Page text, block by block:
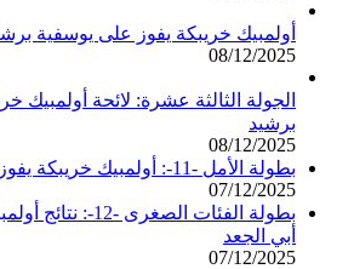
أولمبيك خريبكة يفوز على يوسفية
08/12/2025
الجولة الثالثة عشرة: لائحة أولمبيك
برشيد
08/12/2025
بطولة الأمل -11-: أولمبيك خريبكة يفوز على وداد تمارة
07/12/2025
بطولة الفئات الصغرى
أبي الجعد
07/12/2025